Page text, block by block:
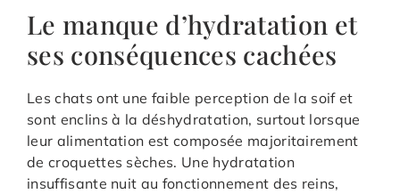
Le manque d’hydratation et
ses conséquences cachées
Les chats ont une faible perception de la soif et
sont enclins à la déshydratation, surtout lorsque
leur alimentation est composée majoritairement
de croquettes sèches. Une hydratation
insuffisante nuit au fonctionnement des reins,